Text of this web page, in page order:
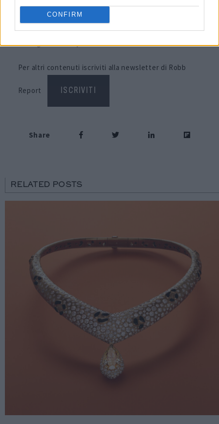
CONFIRM
rete dei rivenditori autorizzati nel mondo.
Immagini courtesyZenith
Per altri contenuti iscriviti alla newsletter di Robb
Report ISCRIVITI
Share
RELATED POSTS